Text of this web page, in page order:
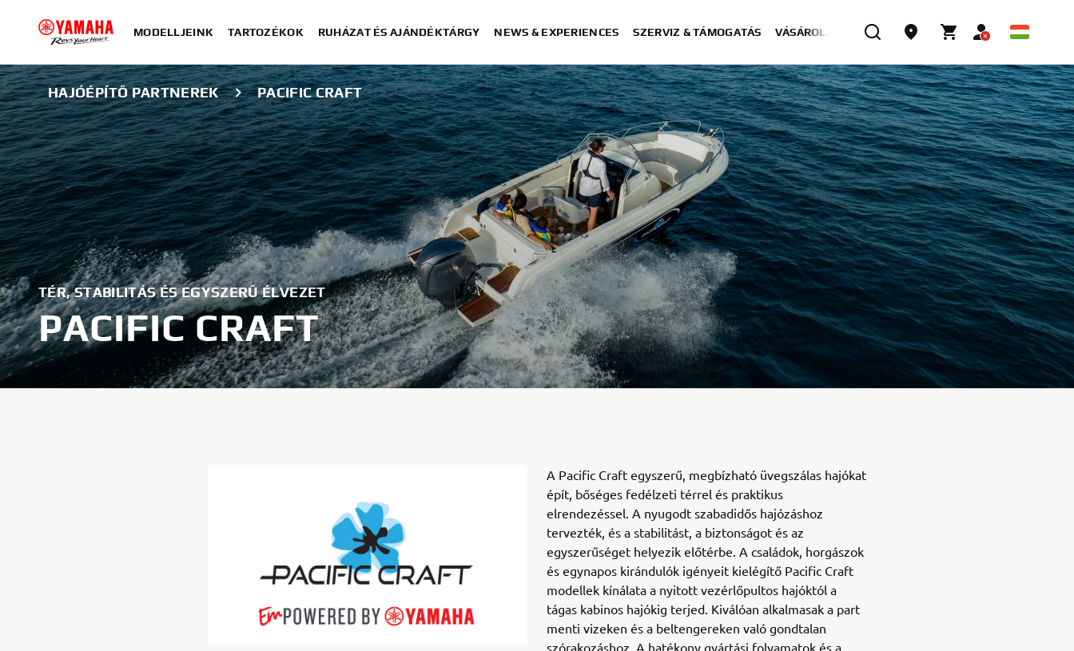
MODELLJEINK TARTOZÉKOK RUHÁZAT ÉS AJÁNDÉKTÁRGY NEWS & EXPERIENCES SZERVIZ & TÁMOGATÁS VÁSÁROLJON MOST
HAJÓÉPÍTŐ PARTNEREK PACIFIC CRAFT
TÉR, STABILITÁS ÉS EGYSZERŰ ÉLVEZET
PACIFIC CRAFT
A Pacific Craft egyszerű, megbízható üvegszálas hajókat
épít, bőséges fedélzeti térrel és praktikus
elrendezéssel. A nyugodt szabadidős hajózáshoz
tervezték, és a stabilitást, a biztonságot és az
egyszerűséget helyezik előtérbe. A családok, horgászok
és egynapos kirándulók igényeit kielégítő Pacific Craft
modellek kínálata a nyitott vezérlőpultos hajóktól a
tágas kabinos hajókig terjed. Kiválóan alkalmasak a part
menti vizeken és a beltengereken való gondtalan
szórakozáshoz. A hatékony gyártási folyamatok és a